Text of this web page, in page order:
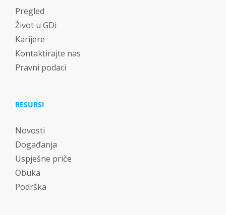
Pregled
Život u GDi
Karijere
Kontaktirajte nas
Pravni podaci
RESURSI
Novosti
Događanja
Uspješne priče
Obuka
Podrška